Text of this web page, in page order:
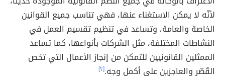
لأنّه لا يمكن الاستغناء عنها، فهي تناسب جميع القوانين
الخاصة والعامة، وتساعد في تنظيم تقسيم العمل في
النشاطات المختلفة، مثل الشركات بأنواعها، كما تساعد
الممثلين القانونيين للتمكن من إنجاز الأعمال التي تخص
القُصّر والعاجزين على أكمل وجه.[٢]